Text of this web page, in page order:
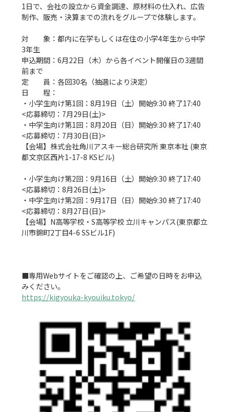
1日で、会社の設立から資金調達、原材料の仕入れ、広告
制作、販売・決算までの流れをグループで体験します。
対　　象：都内に在学もしくは在住の小学4年生から中学
3年生
申込期間：6月22日（木）から各イベント開催日の3週間
前まで
定　　員：各回30名（抽選により決定）
日　　程：
・小学生向け第1回：8月19日（土）開始9:30 終了17:40
<応募締切：7月29日(土)>
・中学生向け第1回：8月20日（日）開始9:30 終了17:40
<応募締切：7月30日(日)>
【会場】株式会社角川アスキー総合研究所 東京本社 (東京
都文京区西片1-17-8 KSビル)
・小学生向け第2回：9月16日（土）開始9:30 終了17:40
<応募締切：8月26日(土)>
・中学生向け第2回：9月17日（日）開始9:30 終了17:40
<応募締切：8月27日(日)>
【会場】N高等学校・S高等学校 立川キャンパス(東京都立
川市錦町2丁目4-6 SSビル1F)
■専用Webサイトをご確認の上、ご希望の日時をお申込
https://kigyouka-kyouiku.tokyo/